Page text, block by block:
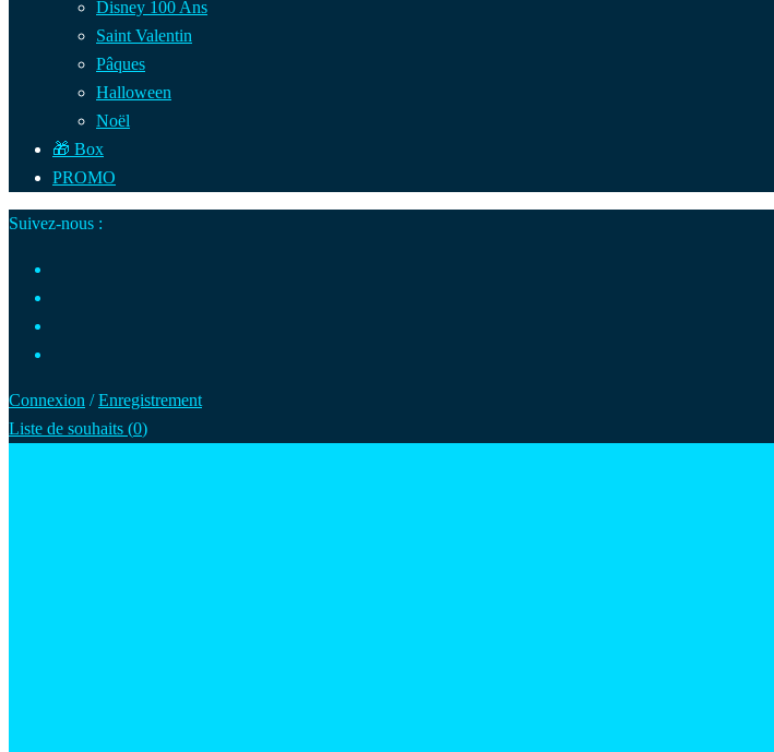
Disney 100 Ans
Saint Valentin
Pâques
Halloween
Noël
🎁 Box
PROMO
Suivez-nous :
Connexion /Enregistrement
Liste de souhaits (0)